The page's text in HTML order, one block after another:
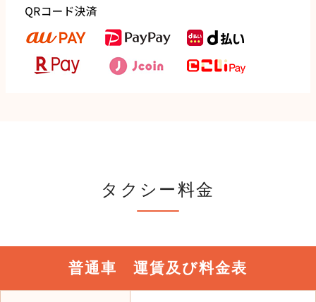
タクシー料金
普通車 運賃及び料金表